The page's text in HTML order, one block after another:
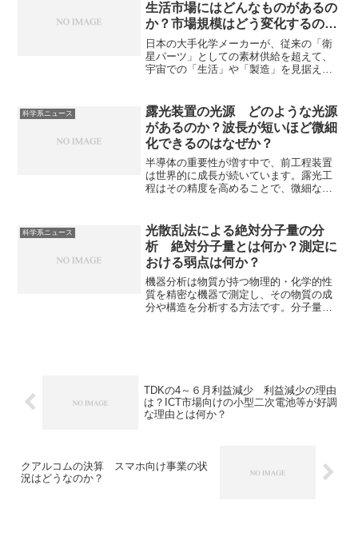
生活市場にはどんなものがあるの
か？市場規模はどう変化するの
か？
日本の大手化学メーカーが、従来の「衛
星パーツ」としての素材供給を超えて、
宇宙での「生活」や「製造」を見据えた
か、市場規模はどう変化するのかを知る
ことができます。
科学系ニュース
露光装置の光源 どのような光源
があるのか？波長が短いほど微細
化できるのはなぜか？
半導体の重要性が増す中で、前工程装置
は世界的に成長が続いています。露光工
程はその精度を高めることで、微細な回
が短いほど微細化できることもあり、よ
り短い波長の光の適用が検討されてきま
した。どのような光源があり、なぜ波長
が短いほど微細化できるのかを知ること
ができます。
科学系ニュース
光散乱法による絶対分子量の分
析 絶対分子量とは何か？測定に
おける弱点は何か？
機器分析は物質が持つ物理的・化学的性
質を精密な機器で測定し、その物質の成
分や構造を分析する方法です。分子量分
TDKの4～６月利益減少 利益減少の理由
は？ICT市場向けの小型二次電池等が好調
な理由とは何か？
クアルコムの決算 スマホ向け事業の状
況はどうなのか？